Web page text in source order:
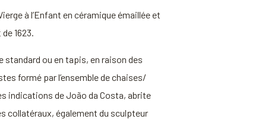
à l’Enfant en céramique émaillée et
1623.
standard ou en tapis, en raison des
formé par l’ensemble de chaises/
indications de João da Costa, abrite
collatéraux, également du sculpteur